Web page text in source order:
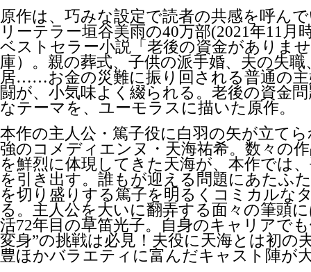
原作は、巧みな設定で読者の共感を呼ん
リーテラー垣谷美雨の40万部(2021年11月
ベストセラー小説「老後の資金がありま
庫）。親の葬式、子供の派手婚、夫の失
居……お金の災難に振り回される普通の主
闘が、小気味よく綴られる。老後の資金
なテーマを、ユーモラスに描いた原作。
本作の主人公・篤子役に白羽の矢が立て
強のコメディエンヌ・天海祐希。数々の
を鮮烈に体現してきた天海が、本作では
を引き出す。誰もが迎える問題にあたふ
を切り盛りする篤子を明るくコミカルな
る。主人公を大いに翻弄する面々の筆頭
活72年目の草笛光子。自身のキャリアで
変身”の挑戦は必見！夫役に天海とは初の
豊ほかバラエティに富んだキャスト陣が